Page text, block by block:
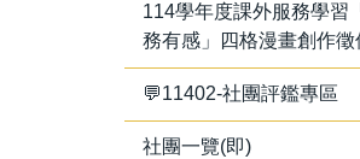
114學年度課外服務學習
務有感」四格漫畫創作徵
💬11402-社團評鑑專區
社團一覽(即)